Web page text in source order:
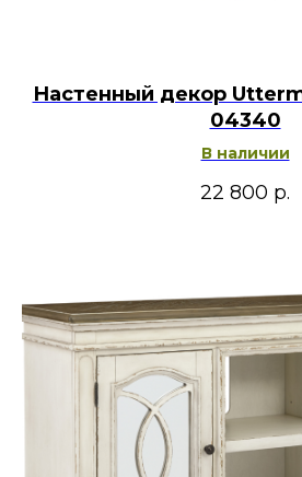
Настенный декор
04340
В наличии
22 800 р.